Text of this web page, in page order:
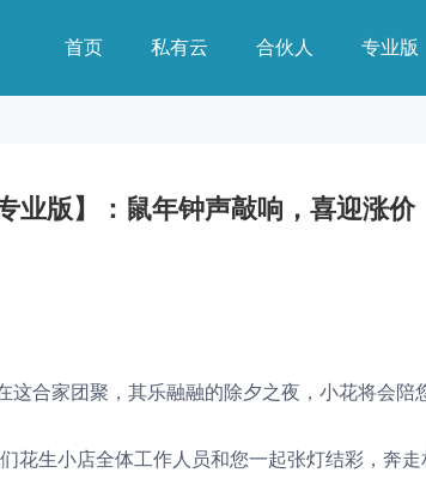
首页 私有云 合伙人 专业版
专业版】：鼠年钟声敲响，喜迎涨价
合家团聚，其乐融融的除夕之夜，小花将会陪
花生小店全体工作人员和您一起张灯结彩，奔